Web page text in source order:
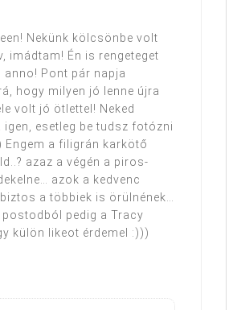
Nekünk kölcsönbe volt
imádtam! Én is rengeteget
Pont pár napja
hogy milyen jó lenne újra
volt jó ötlettel! Neked
igen, esetleg be tudsz fotózni
Engem a filigrán karkötő
azaz a végén a piros-
azok a kedvenc
a többiek is örülnének…
pedig a Tracy
külön likeot érdemel :)))